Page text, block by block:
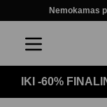
Nemokamas
IKI -60%